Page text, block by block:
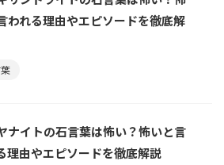
われる理由やエピソードを徹底解
ナイトの石言葉は怖い？怖いと言
理由やエピソードを徹底解説